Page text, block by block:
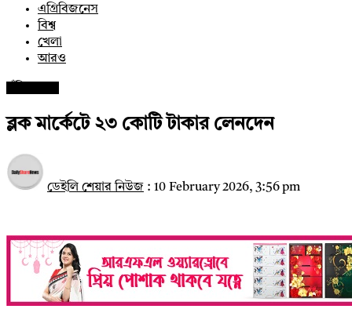
এগ্রিবিজনেস
বিশ্ব
খেলা
আরও
ব্লক মার্কেটে ২৩ কোটি টাকার লেনদেন
ডেইলি শেয়ার নিউজ : 10 February 2026, 3:56 pm